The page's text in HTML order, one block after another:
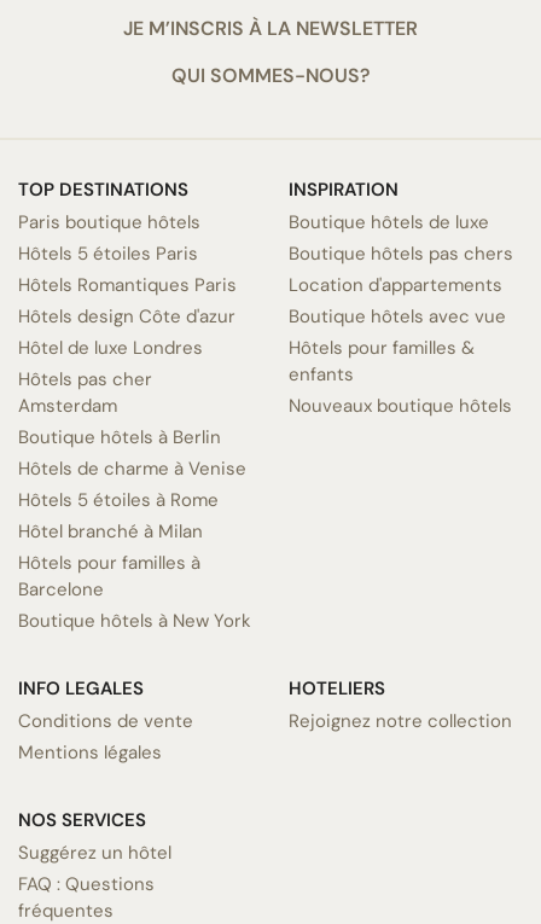
JE M’INSCRIS À LA NEWSLETTER
QUI SOMMES-NOUS?
TOP DESTINATIONS
Paris boutique hôtels
Hôtels 5 étoiles Paris
Hôtels Romantiques Paris
Hôtels design Côte d'azur
Hôtel de luxe Londres
Hôtels pas cher
Amsterdam
Boutique hôtels à Berlin
Hôtels de charme à Venise
Hôtels 5 étoiles à Rome
Hôtel branché à Milan
Hôtels pour familles à
Barcelone
Boutique hôtels à New York
INSPIRATION
Boutique hôtels de luxe
Boutique hôtels pas chers
Location d'appartements
Boutique hôtels avec vue
Hôtels pour familles &
enfants
Nouveaux boutique hôtels
INFO LEGALES
Conditions de vente
Mentions légales
NOS SERVICES
Suggérez un hôtel
FAQ : Questions
fréquentes
HOTELIERS
Rejoignez notre collection